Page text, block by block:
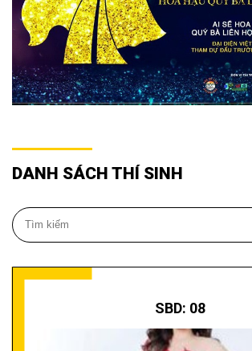
DANH SÁCH THÍ SINH
SBD: 08